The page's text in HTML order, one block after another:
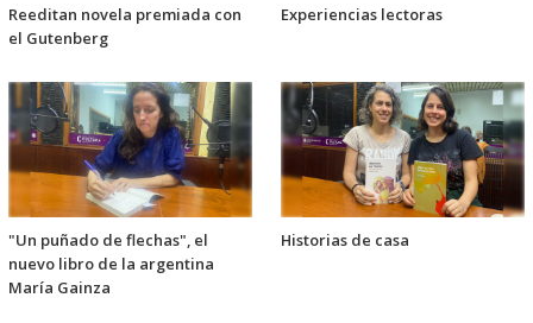
Reeditan novela premiada con
el Gutenberg
Experiencias lectoras
"Un puñado de flechas", el
nuevo libro de la argentina
María Gainza
Historias de casa